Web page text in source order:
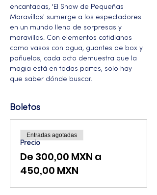
encantadas, 'El Show de Pequeñas
Maravillas' sumerge a los espectadores
en un mundo lleno de sorpresas y
maravillas. Con elementos cotidianos
como vasos con agua, guantes de box y
pañuelos, cada acto demuestra que la
magia está en todas partes, solo hay
que saber dónde buscar.
Boletos
Precio
De 300,00 MXN a
450,00 MXN
Entradas agotadas